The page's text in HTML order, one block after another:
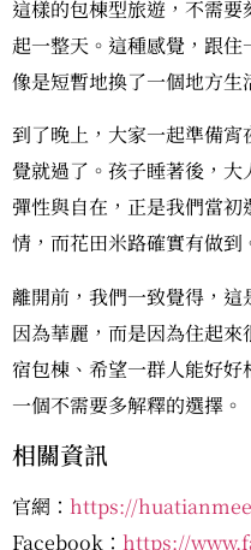
這樣的包棟型旅遊，不需
起一整天。這種感覺，跟
像是短暫地換了一個地方生
到了晚上，大家一起準備
覺就過了。孩子睡著後，
彈性與自在，正是我們當
情，而花田米路確實有做到
離開前，我們一致覺得，
因為華麗，而是因為住起
宿包棟、希望一群人能好
一個不需要多解釋的選擇。
相關資訊
官網： https://
Facebook： https://